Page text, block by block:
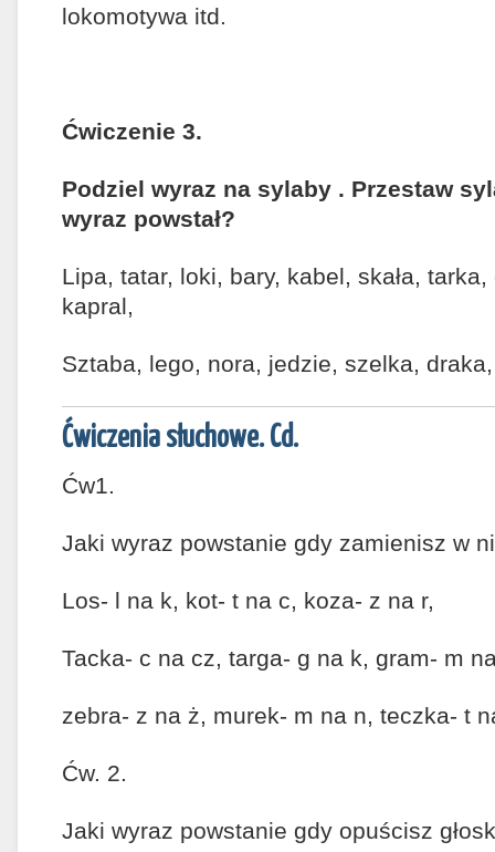
lokomotywa itd.
Ćwiczenie 3.
Podziel wyraz na sylaby . Przestaw
wyraz powstał?
Lipa, tatar, loki, bary, kabel, skała, tarka,
kapral,
Sztaba, lego, nora, jedzie, szelka,
Ćwiczenia słuchowe. Cd.
Ćw1.
Jaki wyraz powstanie gdy zamienisz w
Los- l na k, kot- t na c, koza- z na r,
Tacka- c na cz, targa- g na k, gram- m
zebra- z na ż, murek- m na n, teczka- t
Ćw. 2.
Jaki wyraz powstanie gdy opuścisz